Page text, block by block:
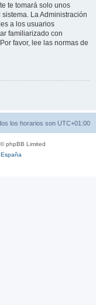
te tomará solo unos
La Administración
a los usuarios
familiarizado con
favor, lee las normas de
los horarios son UTC+01:00
phpBB Limited